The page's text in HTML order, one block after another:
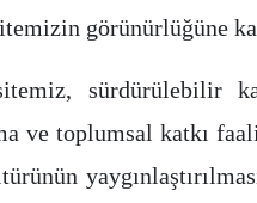
görünürlüğüne
sürdürülebilir
ve toplumsal katkı